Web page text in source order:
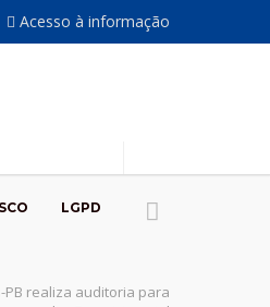
Acesso à informação
LGPD
PB realiza auditoria para